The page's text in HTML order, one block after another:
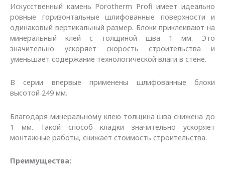
Искусственный камень Porotherm Profi имеет идеально
ровные горизонтальные шлифованные поверхности и
одинаковый вертикальный размер. Блоки приклеивают на
минеральный клей с толщиной шва 1 мм. Это
значительно ускоряет скорость строительства и
уменьшает содержание технологической влаги в стене.
В серии впервые применены шлифованные блоки
высотой 249 мм.
Благодаря минеральному клею толщина шва снижена до
1 мм. Такой способ кладки значительно ускоряет
монтажные работы, снижает стоимость строительства.
Преимущества: